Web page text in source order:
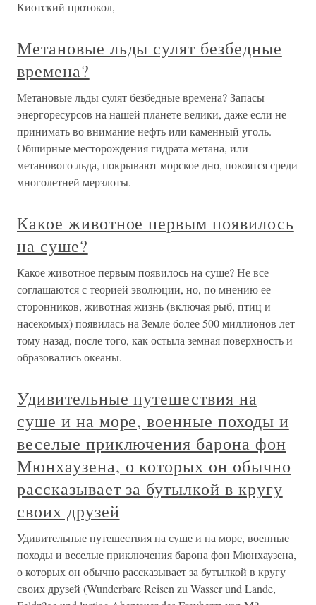
Киотский протокол,
Метановые льды сулят безбедные
времена?
Метановые льды сулят безбедные времена? Запасы
энергоресурсов на нашей планете велики, даже если не
принимать во внимание нефть или каменный уголь.
Обширные месторождения гидрата метана, или
метанового льда, покрывают морское дно, покоятся среди
многолетней мерзлоты.
Какое животное первым появилось
на суше?
Какое животное первым появилось на суше? Не все
соглашаются с теорией эволюции, но, по мнению ее
сторонников, животная жизнь (включая рыб, птиц и
насекомых) появилась на Земле более 500 миллионов лет
тому назад, после того, как остыла земная поверхность и
образовались океаны.
Удивительные путешествия на
суше и на море, военные походы и
веселые приключения барона фон
Мюнхаузена, о которых он обычно
рассказывает за бутылкой в кругу
своих друзей
Удивительные путешествия на суше и на море, военные
походы и веселые приключения барона фон Мюнхаузена,
о которых он обычно рассказывает за бутылкой в кругу
своих друзей (Wunderbare Reisen zu Wasser und Lande,